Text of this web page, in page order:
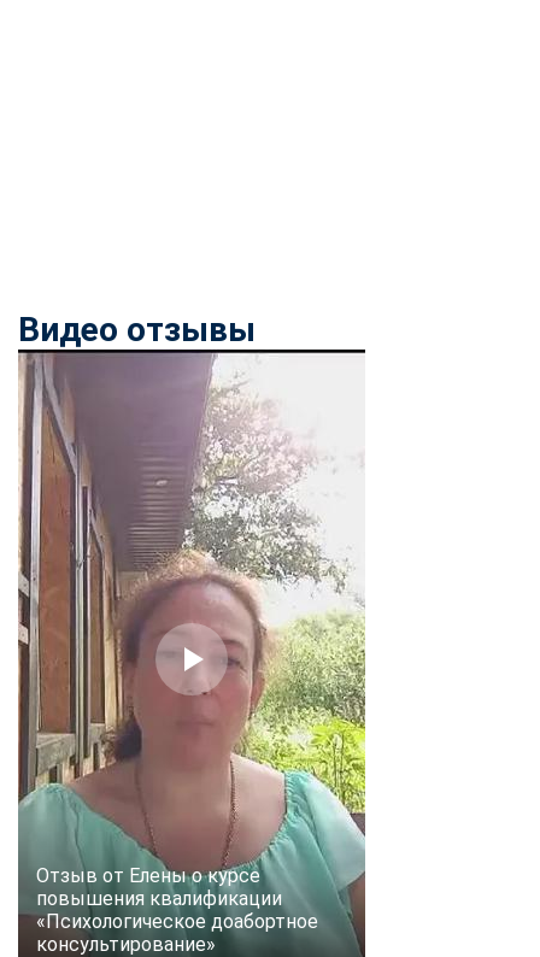
Видео отзывы
Отзыв от Елены о курсе
повышения квалификации
«Психологическое доабортное
консультирование»